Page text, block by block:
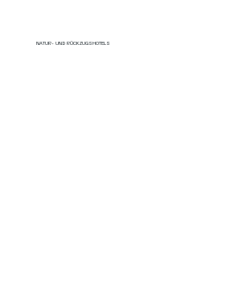
NATUR- UND RÜCKZUGSHOTELS